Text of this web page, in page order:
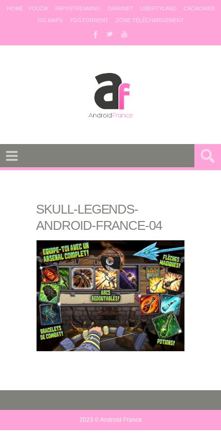
HOME YOUZIK PAPYSTREAMING DARKNET LIBERTYLAND
CACAOWEB
GG MAPS
YGGTORRENT ZONE TÉLÉCHARGEMENT
SKULL-LEGENDS-
ANDROID-FRANCE-04
2023 © Android-France